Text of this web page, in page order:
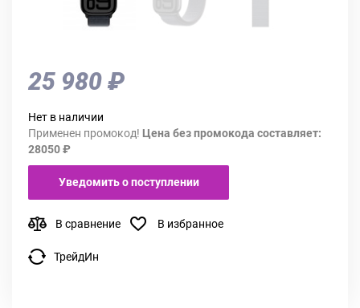
25 980 ₽
Нет в наличии
Применен промокод! Цена без промокода составляет:
28050 ₽
Уведомить о поступлении
В сравнение В избранное
ТрейдИн